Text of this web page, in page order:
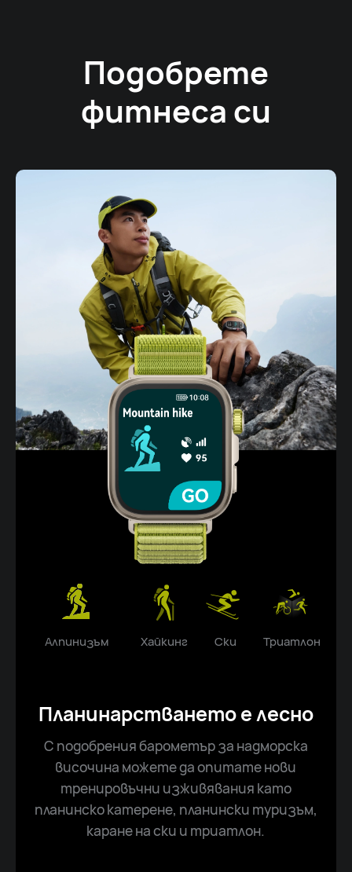
Подобрете
фитнеса си
Планинарстването е лесно
С подобрения барометър за надморска
височина можете да опитате нови
тренировъчни изживявания като
планинско катерене, планински туризъм,
каране на ски и триатлон.
Алпинизъм Хайкинг Ски Триатлон